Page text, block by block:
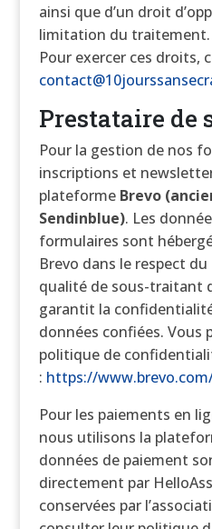
ainsi que d’un droit
limitation du traitement.
Pour exercer ces droits,
Prestataire de
Pour la gestion de nos
inscriptions et
plateforme Brevo
Sendinblue). Les
formulaires sont
Brevo dans le respect
qualité de sous-traitant
garantit la
données confiées. Vous
politique de
: https://
Pour les paiements en
nous utilisons la
données de paiement
directement par
conservées par